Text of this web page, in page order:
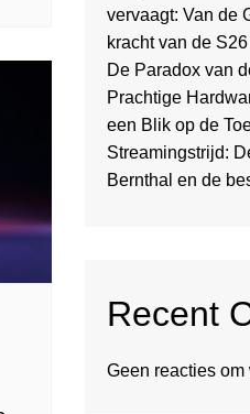
vervaagt: Van de
kracht van de
De Paradox van
Prachtige
een Blik op de
Streamingstrijd:
Bernthal en de
Recent
Geen reacties om